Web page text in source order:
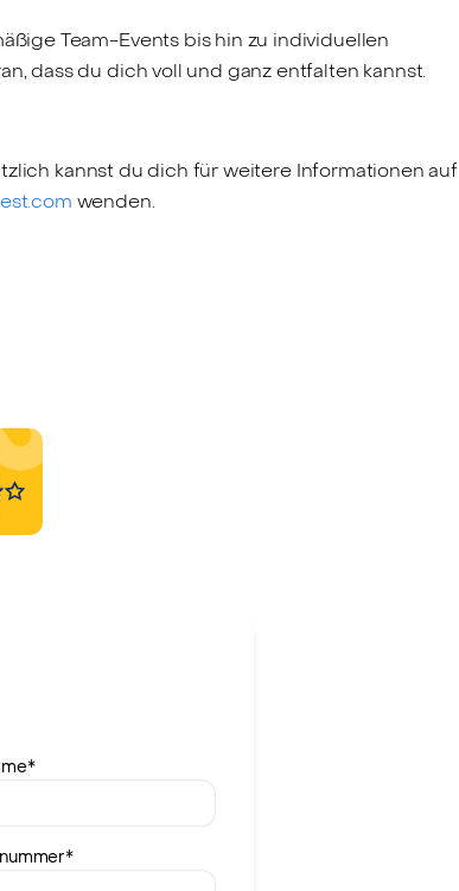
Team-Events bis hin zu individuellen
dass du dich voll und ganz entfalten kannst.
kannst du dich für weitere Informationen auf
wenden.
*
*